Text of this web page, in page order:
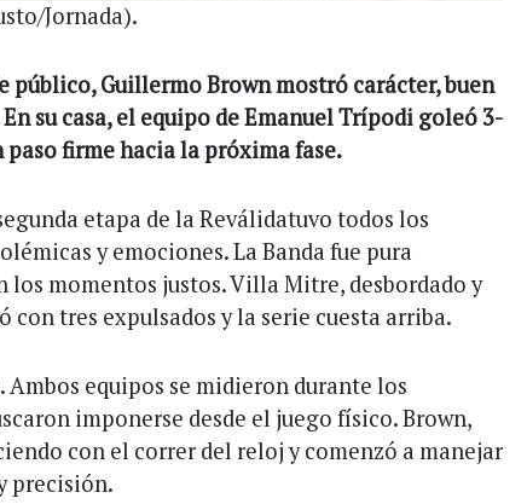
Jornada).
público, Guillermo Brown mostró carácter, buen
su casa, el equipo de Emanuel Trípodi goleó 3-
firme hacia la próxima fase.
etapa de la Reválidatuvo todos los
y emociones. La Banda fue pura
los momentos justos. Villa Mitre, desbordado y
con tres expulsados y la serie cuesta arriba.
Ambos equipos se midieron durante los
imponerse desde el juego físico. Brown,
con el correr del reloj y comenzó a manejar
precisión.